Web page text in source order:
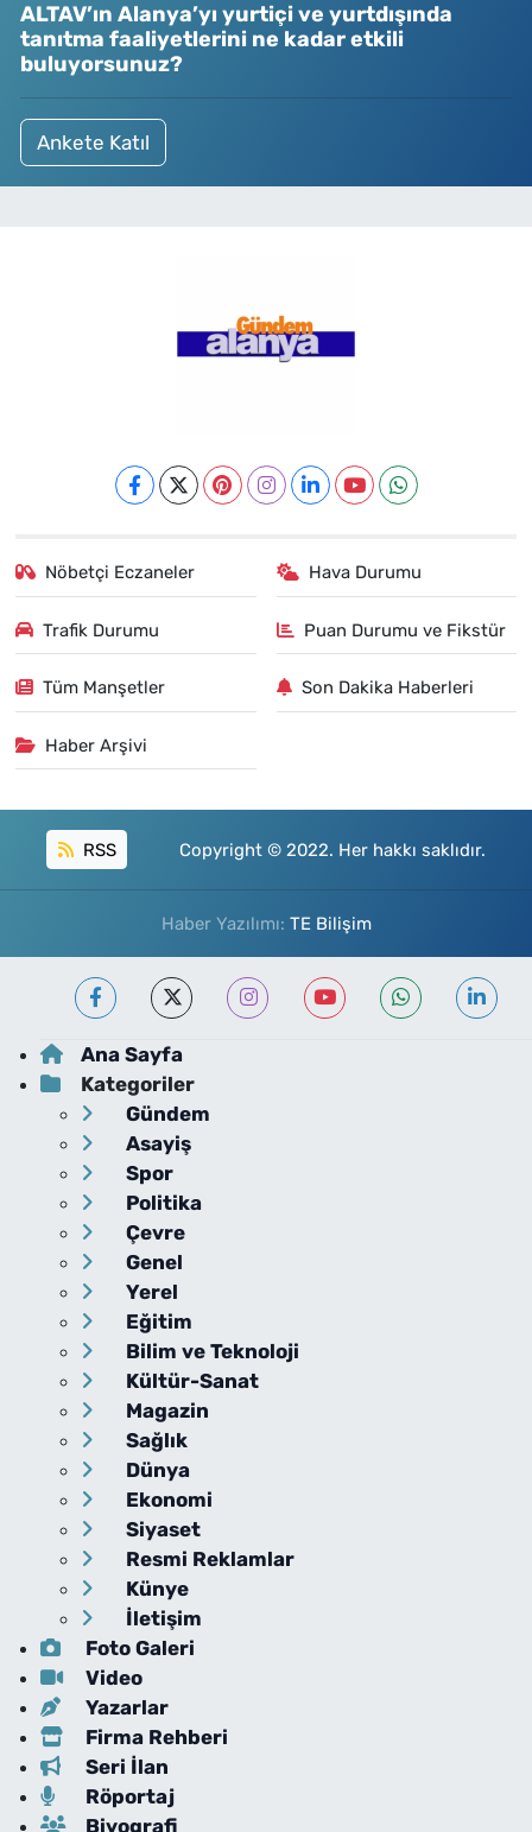
ALTAV’ın Alanya’yı yurtiçi ve yurtdışında
tanıtma faaliyetlerini ne kadar etkili
buluyorsunuz?
Ankete Katıl
Nöbetçi Eczaneler Hava Durumu
Trafik Durumu Puan Durumu ve Fikstür
Tüm Manşetler Son Dakika Haberleri
Haber Arşivi
RSS Copyright © 2022. Her hakkı saklıdır.
Haber Yazılımı: TE Bilişim
Ana Sayfa
Kategoriler
Gündem
Asayiş
Spor
Politika
Çevre
Genel
Yerel
Eğitim
Bilim ve Teknoloji
Kültür-Sanat
Magazin
Sağlık
Dünya
Ekonomi
Siyaset
Resmi Reklamlar
Künye
İletişim
Foto Galeri
Video
Yazarlar
Firma Rehberi
Seri İlan
Röportaj
Biyografi